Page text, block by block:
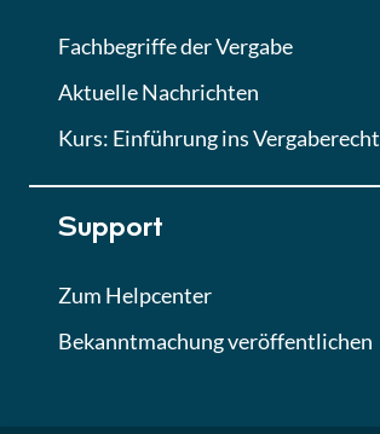
Fachbegriffe der Vergabe
Aktuelle Nachrichten
Kurs: Einführung ins Vergaberecht
Support
Zum Helpcenter
Bekanntmachung veröffentlichen